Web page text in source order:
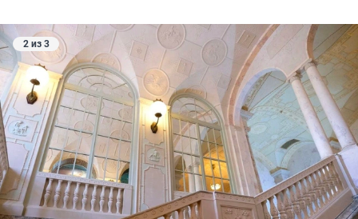
2 из 3